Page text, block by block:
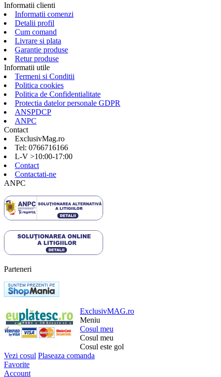
Informatii clienti
Informatii comenzi
Detalii profil
Cum comand
Livrare si plata
Garantie produse
Retur produse
Informatii utile
Termeni si Conditii
Politica cookies
Politica de Confidentialitate
Protectia datelor personale GDPR
ANSPDCP
ANPC
Contact
ExclusivMag.ro
Tel: 0766716166
L-V >10:00-17:00
Contact
Contactati-ne
ANPC
Parteneri
ExclusivMAG.ro
Meniu
Cosul meu
Cosul meu
Cosul este gol
Vezi cosul Plaseaza comanda
Favorite
Account